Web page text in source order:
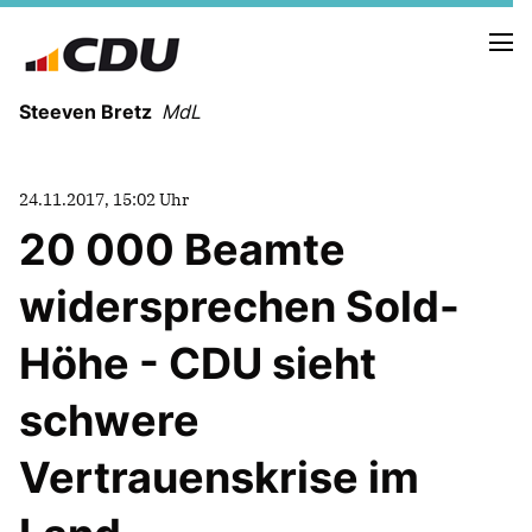
Steeven Bretz MdL
VITA
WAHLKREISBESUCHE
PRESSEFOTOS
MEIN BÜRGERBÜRO
MEIN WAHLKREIS
ZIELE
24.11.2017, 15:02 Uhr
20 000 Beamte
widersprechen Sold-
Höhe - CDU sieht
schwere
Vertrauenskrise im